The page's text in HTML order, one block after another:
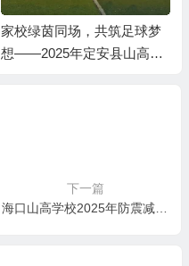
绿茵足球场，点燃少年梦
——定安县山高学校小学部
下一篇
海口山高学校2025年防震减灾演习